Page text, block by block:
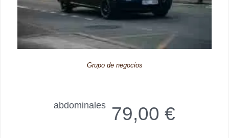
Grupo de negocios
abdominales 79,00 €